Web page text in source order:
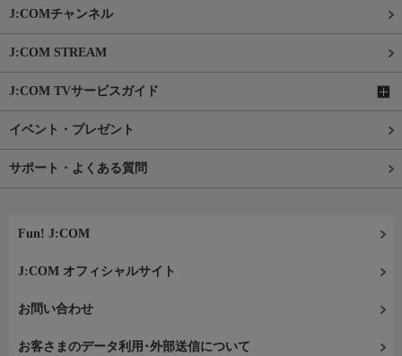
J:COMチャンネル
J:COM STREAM
J:COM TVサービスガイド
イベント・プレゼント
サポート・よくある質問
Fun! J:COM
J:COM オフィシャルサイト
お問い合わせ
お客さまのデータ利用･外部送信について